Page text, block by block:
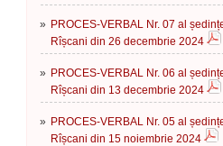
» PROCES-VERBAL Nr. 07 al
Rîșcani din 26 decembrie 2024
» PROCES-VERBAL Nr. 06 al
Rîșcani din 13 decembrie 2024
» PROCES-VERBAL Nr. 05 al
Rîșcani din 15 noiembrie 2024